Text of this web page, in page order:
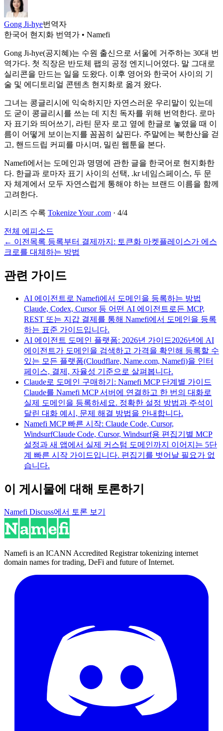
Gong Ji-hye번역자
한국어 현지화 번역가 • Namefi
Gong Ji-hye(공지혜)는 수원 출신으로 서울에 거주하는 30대 번
역가다. 첫 직장은 반도체 팹의 공정 엔지니어였다. 말 그대로
실리콘을 만드는 일을 도왔다. 이후 영어와 한국어 사이의 기
술 및 에디토리얼 콘텐츠 현지화로 옮겨 왔다.
그녀는 콩글리시에 익숙하지만 자연스러운 우리말이 있는데
도 굳이 콩글리시를 쓰는 데 지친 독자를 위해 번역한다. 로마
자 표기와 띄어쓰기, 라틴 문자 로고 옆에 한글로 놓였을 때 이
름이 어떻게 보이는지를 꼼꼼히 살핀다. 주말에는 북한산을 걷
고, 핸드드립 커피를 마시며, 밀린 웹툰을 본다.
Namefi에서는 도메인과 명명에 관한 글을 한국어로 현지화한
다. 한글과 로마자 표기 사이의 선택, .kr 네임스페이스, 두 문
자 체계에서 모두 자연스럽게 통해야 하는 브랜드 이름을 함께
고려한다.
시리즈 수록 Tokenize Your .com · 4/4
전체 에피소드
← 이전 목록 등록부터 결제까지: 토큰화 마켓플레이스가 에스
크로를 대체하는 방법
관련 가이드
AI 에이전트로 Namefi에서 도메인을 등록하는 방법
Claude, Codex, Cursor 등 어떤 AI 에이전트로든 MCP,
REST 또는 지갑 결제를 통해 Namefi에서 도메인을 등록
하는 표준 가이드입니다.
AI 에이전트 도메인 플랫폼: 2026년 가이드2026년에 AI
에이전트가 도메인을 검색하고 가격을 확인해 등록할 수
있는 모든 플랫폼(Cloudflare, Name.com, Namefi)을 인터
페이스, 결제, 자율성 기준으로 살펴봅니다.
Claude로 도메인 구매하기: Namefi MCP 단계별 가이드
Claude를 Namefi MCP 서버에 연결하고 한 번의 대화로
실제 도메인을 등록하세요. 정확한 설정 방법과 주석이
달린 대화 예시, 문제 해결 방법을 안내합니다.
Namefi MCP 빠른 시작: Claude Code, Cursor,
WindsurfClaude Code, Cursor, Windsurf용 편집기별 MCP
설정과 새 앱에서 실제 커스텀 도메인까지 이어지는 5단
계 빠른 시작 가이드입니다. 편집기를 벗어날 필요가 없
습니다.
이 게시물에 대해 토론하기
Namefi Discuss에서 토론 보기
Namefi is an ICANN Accredited Registrar tokenizing internet
domain names for trading, DeFi and future of Internet.